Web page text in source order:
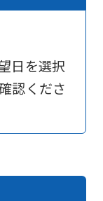
日を選択
認くださ